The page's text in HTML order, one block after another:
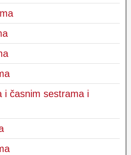
i časnim sestrama i